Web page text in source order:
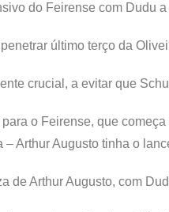
do Feirense com Dudu
último terço da
crucial, a evitar que
para o Feirense, que
Arthur Augusto tinha o
de Arthur Augusto, com